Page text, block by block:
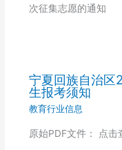
次征集志愿的通知
宁夏回族自治区
生报考须知
教育行业信息
原始PDF文件： 点